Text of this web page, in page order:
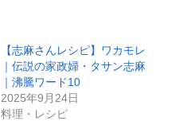
【志麻さんレシピ】ワカモレ
｜伝説の家政婦・タサン志麻
｜沸騰ワード10
2025年9月24日
料理・レシピ